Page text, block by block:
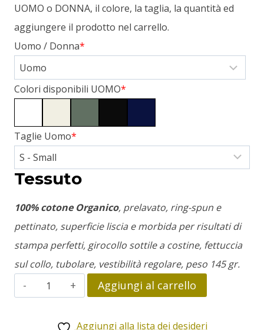
UOMO o DONNA, il colore, la taglia, la quantità ed
aggiungere il prodotto nel carrello.
*
Uomo / Donna
*
Colori disponibili UOMO
*
Taglie Uomo
Tessuto
100% cotone Organico, prelavato, ring-spun e
pettinato, superficie liscia e morbida per risultati di
stampa perfetti, girocollo sottile a costine, fettuccia
sul collo, tubolare, vestibilità regolare, peso 145 gr.
Robert
Redford
quantità
Aggiungi al carrello
Aggiungi alla lista dei desideri